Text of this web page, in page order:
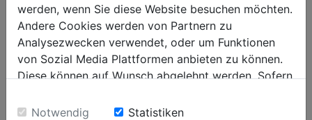
Allgemeine Daten
EAN Code
9120039905501
werden, wenn Sie diese Website besuchen möchten.
Andere Cookies werden von Partnern zu
Analysezwecken verwendet, oder um Funktionen
von Sozial Media Plattformen anbieten zu können.
Diese können auf Wunsch abgelehnt werden. Sofern
Einwilligung zu unseren Cookies.
Notwendig Statistiken